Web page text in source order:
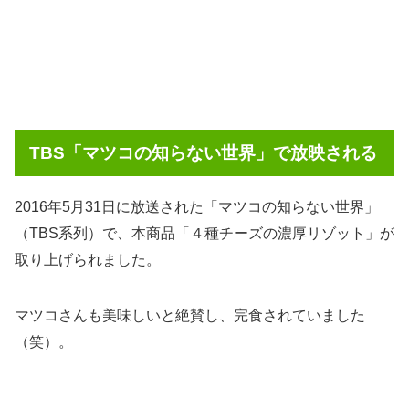
TBS「マツコの知らない世界」で放映される
2016年5月31日に放送された「マツコの知らない世界」
（TBS系列）で、本商品「４種チーズの濃厚リゾット」が
取り上げられました。
マツコさんも美味しいと絶賛し、完食されていました
（笑）。